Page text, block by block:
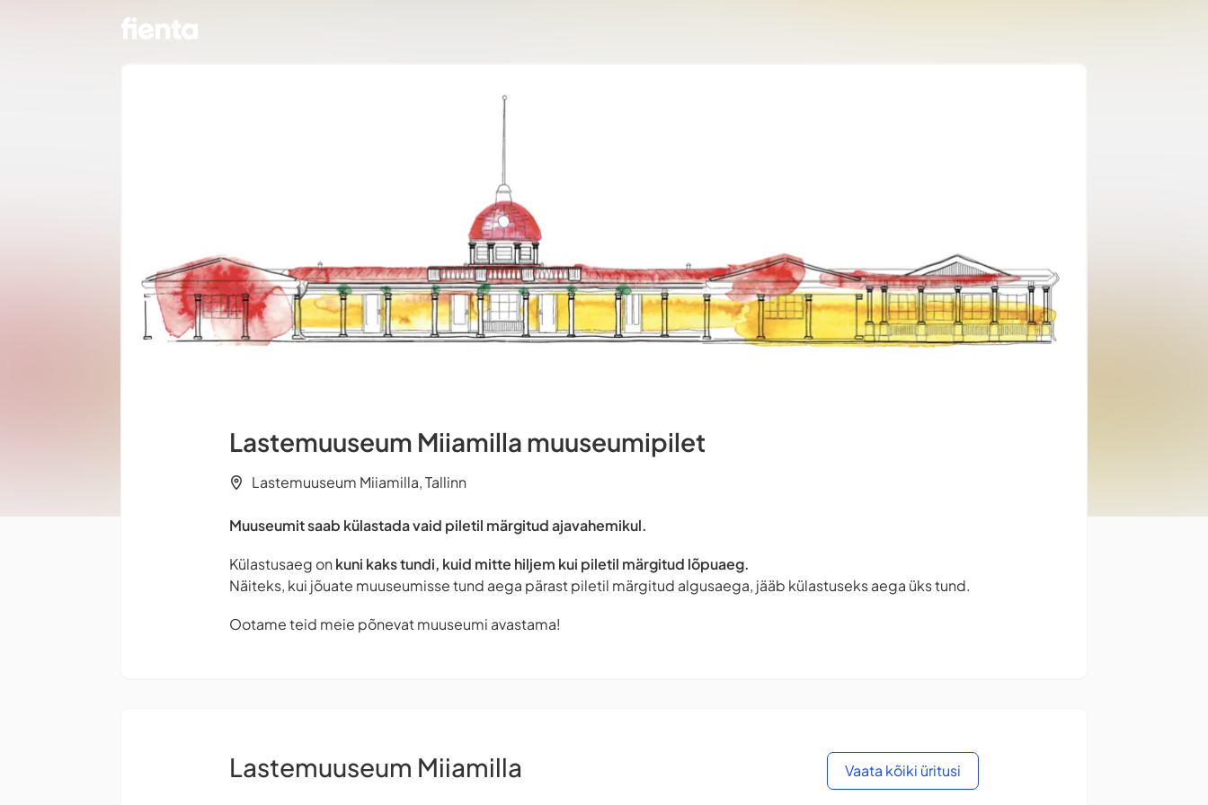
Lastemuuseum Miiamilla muuseumipilet
Lastemuuseum Miiamilla, Tallinn
Muuseumit saab külastada vaid piletil märgitud ajavahemikul.
Külastusaeg on kuni kaks tundi, kuid mitte hiljem kui piletil märgitud lõpuaeg.
Näiteks, kui jõuate muuseumisse tund aega pärast piletil märgitud algusaega, jääb külastuseks aega üks tund.
Ootame teid meie põnevat muuseumi avastama!
Lastemuuseum Miiamilla Vaata kõiki üritusi